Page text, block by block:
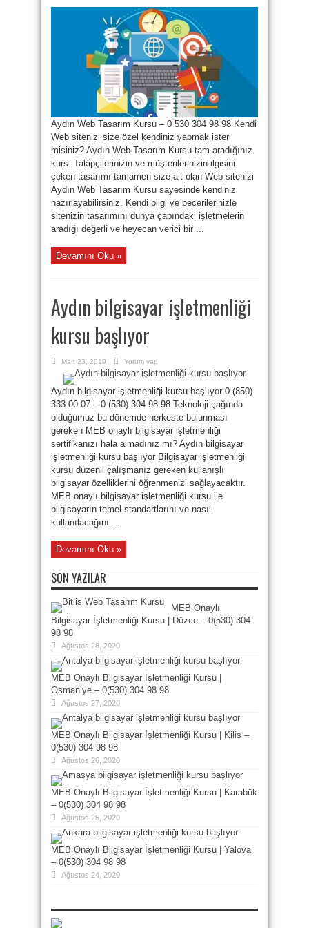
Aydın Web Tasarım Kursu – 0 530 304 98 98 Kendi
Web sitenizi size özel kendiniz yapmak ister
misiniz? Aydın Web Tasarım Kursu tam aradığınız
kurs. Takipçilerinizin ve müşterilerinizin ilgisini
çeken tasarımı tamamen size ait olan Web sitenizi
Aydın Web Tasarım Kursu sayesinde kendiniz
hazırlayabilirsiniz. Kendi bilgi ve becerilerinizle
sitenizin tasarımını dünya çapındaki işletmelerin
aradığı değerli ve heyecan verici bir ...
Devamını Oku »
Aydın bilgisayar işletmenliği
kursu başlıyor
Mart 23, 2019 Yorum yap
Aydın bilgisayar işletmenliği kursu başlıyor 0 (850)
333 00 07 – 0 (530) 304 98 98 Teknoloji çağında
olduğumuz bu dönemde herkeste bulunması
gereken MEB onaylı bilgisayar işletmenliği
sertifikanızı hala almadınız mı? Aydın bilgisayar
işletmenliği kursu başlıyor Bilgisayar işletmenliği
kursu düzenli çalışmanız gereken kullanışlı
bilgisayar özelliklerini öğrenmenizi sağlayacaktır.
MEB onaylı bilgisayar işletmenliği kursu ile
bilgisayarın temel standartlarını ve nasıl
kullanılacağını ...
Devamını Oku »
SON YAZILAR
MEB Onaylı
Bilgisayar İşletmenliği Kursu | Düzce – 0(530) 304
98 98
Ağustos 28, 2020
MEB Onaylı Bilgisayar İşletmenliği Kursu |
Osmaniye – 0(530) 304 98 98
Ağustos 27, 2020
MEB Onaylı Bilgisayar İşletmenliği Kursu | Kilis –
0(530) 304 98 98
Ağustos 26, 2020
MEB Onaylı Bilgisayar İşletmenliği Kursu | Karabük
– 0(530) 304 98 98
Ağustos 25, 2020
MEB Onaylı Bilgisayar İşletmenliği Kursu | Yalova
– 0(530) 304 98 98
Ağustos 24, 2020